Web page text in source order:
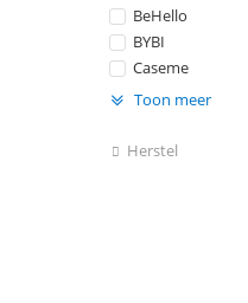
BeHello
BYBI
Caseme
Toon meer
Herstel